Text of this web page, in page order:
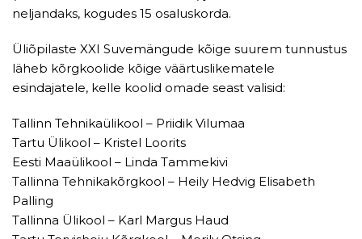
neljandaks, kogudes 15 osaluskorda.
Üliõpilaste XXI Suvemängude kõige suurem tunnustus
läheb kõrgkoolide kõige väärtuslikematele
esindajatele, kelle koolid omade seast valisid:
Tallinn Tehnikaülikool – Priidik Vilumaa
Tartu Ülikool – Kristel Loorits
Eesti Maaülikool – Linda Tammekivi
Tallinna Tehnikakõrgkool – Heily Hedvig Elisabeth
Palling
Tallinna Ülikool – Karl Margus Haud